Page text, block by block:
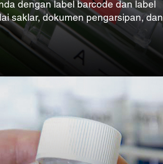
dengan label barcode dan label
saklar, dokumen pengarsipan, dan